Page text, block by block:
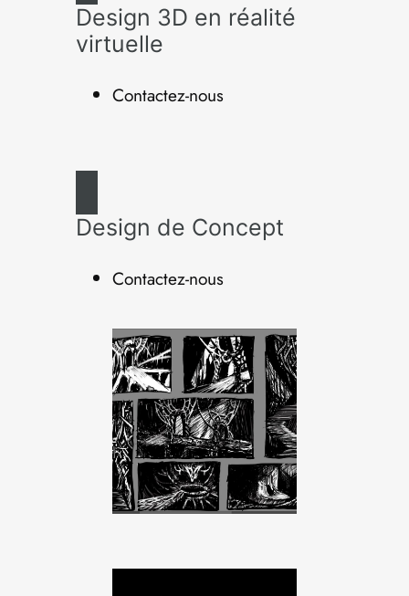
Design 3D en réalité
virtuelle
Contactez-nous
Design de Concept
Contactez-nous